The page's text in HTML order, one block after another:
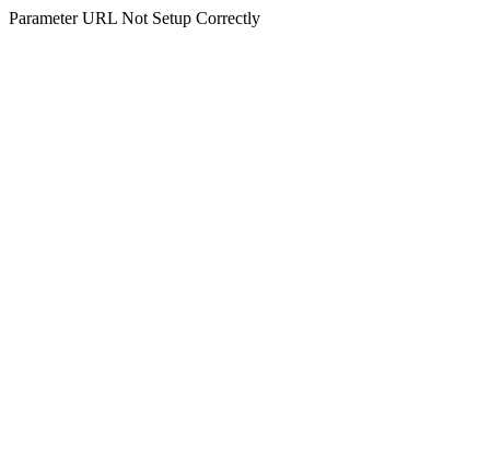
Parameter URL Not Setup Correctly